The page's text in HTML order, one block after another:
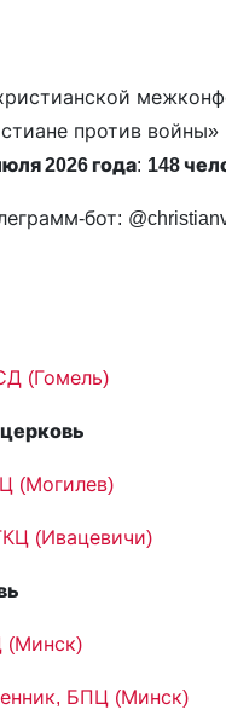
против войны»
2026 года: 148
бот:
(Гомель)
(Могилев)
(Ивацевичи)
(Минск)
БПЦ (Минск)